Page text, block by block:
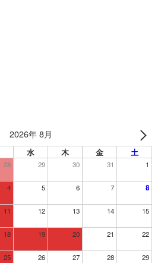
2026年 8月
水 木 金 土
28 29 30 31 1
4 5 6 7 8
11 12 13 14 15
18 19 20 21 22
25 26 27 28 29